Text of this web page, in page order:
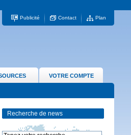
Publicité Contact Plan
VOTRE COMPTE
Recherche de news